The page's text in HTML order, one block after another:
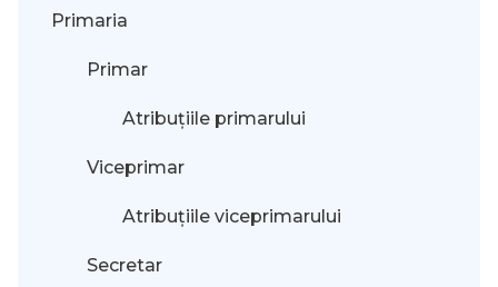
Primaria
Primar
Atribuțiile primarului
Viceprimar
Atribuțiile viceprimarului
Secretar